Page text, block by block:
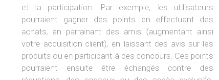
et la participation. Par exemple, les utilisateurs
pourraient gagner des points en effectuant des
achats, en parrainant des amis (augmentant ainsi
votre acquisition client), en laissant des avis sur les
produits ou en participant à des concours. Ces points
pourraient ensuite être échangés contre des